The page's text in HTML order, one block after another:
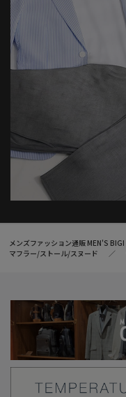
メンズファッション通販 MEN'S BIGI
マフラー/ストール/スヌード